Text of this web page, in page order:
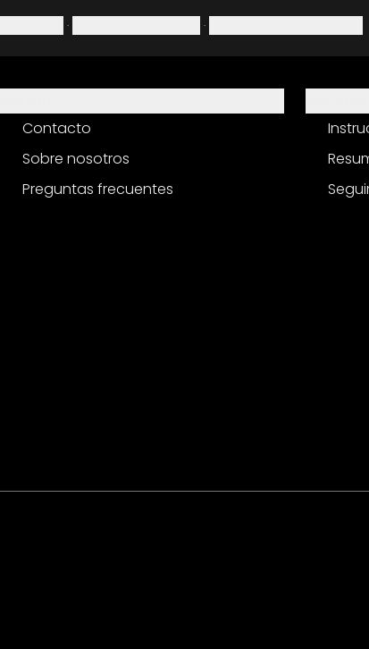
· ·
Contacto
Sobre nosotros
Preguntas frecuentes